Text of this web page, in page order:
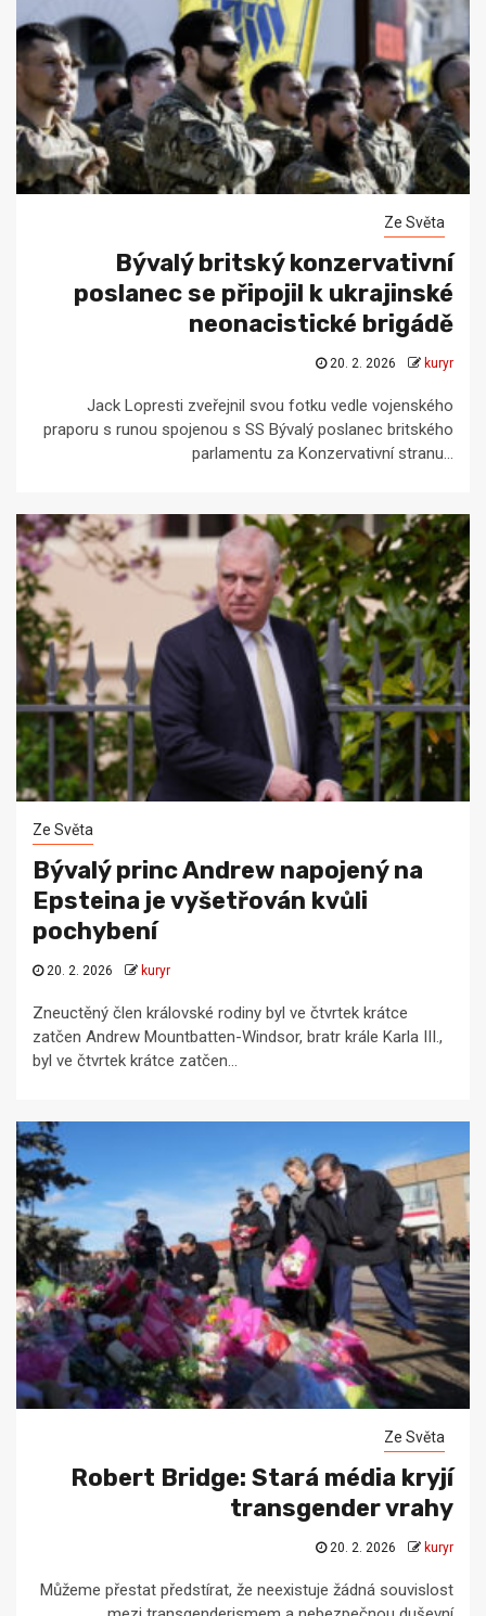
Ze Světa
Bývalý britský konzervativní
poslanec se připojil k ukrajinské
neonacistické brigádě
20. 2. 2026 kuryr
Jack Lopresti zveřejnil svou fotku vedle vojenského
praporu s runou spojenou s SS Bývalý poslanec britského
parlamentu za Konzervativní stranu...
Ze Světa
Bývalý princ Andrew napojený na
Epsteina je vyšetřován kvůli
pochybení
20. 2. 2026 kuryr
Zneuctěný člen královské rodiny byl ve čtvrtek krátce
zatčen Andrew Mountbatten-Windsor, bratr krále Karla III.,
byl ve čtvrtek krátce zatčen...
Ze Světa
Robert Bridge: Stará média kryjí
transgender vrahy
20. 2. 2026 kuryr
Můžeme přestat předstírat, že neexistuje žádná souvislost